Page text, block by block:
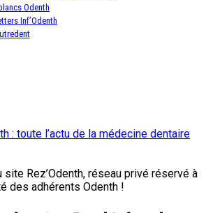
Odenth
Inf’Odenth
: toute l’actu de la médecine dentaire
site Rez’Odenth, réseau privé réservé à
des adhérents Odenth !